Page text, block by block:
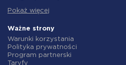
Integracja Salesforce CRM
Integracja Notion
Integracja AWeber
Integracja Asana
Integracja ZOHO CRM
Integracja Corezoid
Integracja Instasent
Integracja AtomPark
Integracja TXTImpact
Integracja Campaign Monitor
Integracja CM.com
Pokaż więcej
Ważne strony
Warunki korzystania
Polityka prywatności
Program partnerski
Taryfy